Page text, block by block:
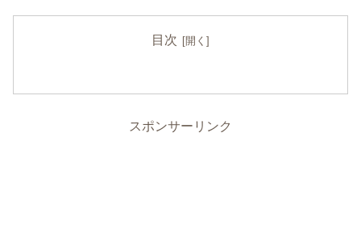
目次
スポンサーリンク